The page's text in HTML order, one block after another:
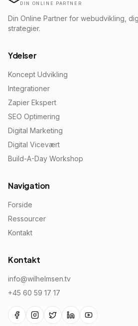
DIN ONLINE PARTNER
Din Online Partner for webudvikling,
strategier.
Ydelser
Koncept Udvikling
Integrationer
Zapier Ekspert
SEO Optimering
Digital Marketing
Digital Vicevært
Build-A-Day Workshop
Navigation
Forside
Ressourcer
Kontakt
Kontakt
info@wilhelmsen.tv
+45 60 59 17 17